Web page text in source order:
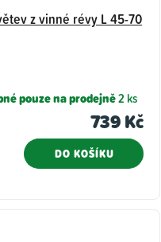
z vinné révy L 45-70
pouze na prodejně2 ks
739 Kč
DO KOŠÍKU